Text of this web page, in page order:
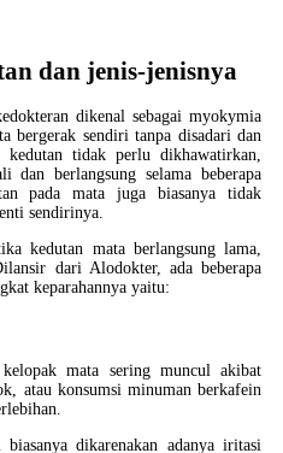
dan jenis-jenisnya
dikenal sebagai myokymia
bergerak sendiri tanpa disadari dan
tidak perlu dikhawatirkan,
dan berlangsung selama beberapa
pada mata juga biasanya tidak
sendirinya.
kedutan mata berlangsung lama,
dari Alodokter, ada beberapa
keparahannya yaitu:
mata sering muncul akibat
atau konsumsi minuman berkafein
dikarenakan adanya iritasi